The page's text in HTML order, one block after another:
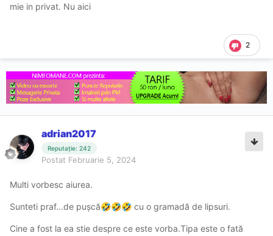
mie in privat. Nu aici
2
adrian2017
Reputație: 242
Postat Februarie 5, 2024
Multi vorbesc aiurea.
Sunteti praf...de pușcă🤣🤣🤣 cu o gramadă de lipsuri.
Cine a fost la ea stie despre ce este vorba.Tipa este o fată